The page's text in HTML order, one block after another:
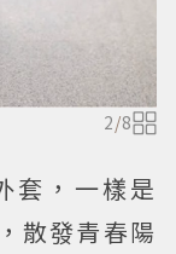
2/8
套，一樣是
散發青春陽